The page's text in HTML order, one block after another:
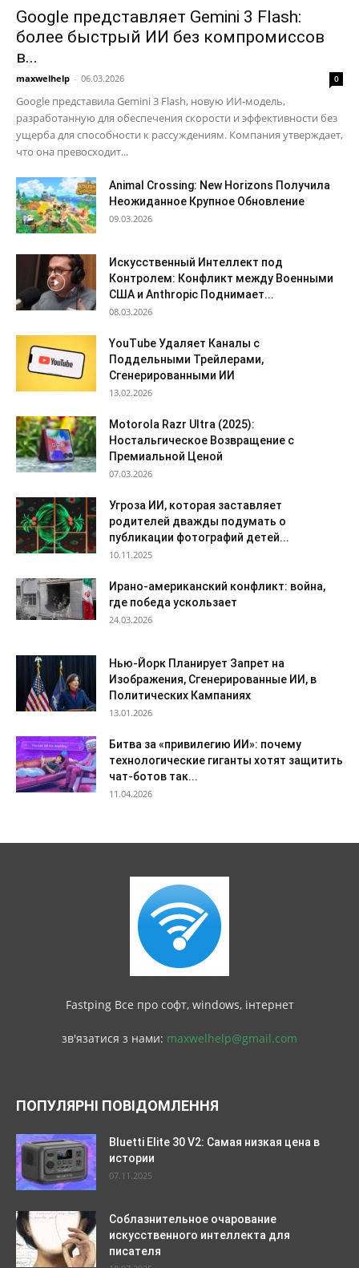
Google представляет Gemini 3 Flash:
более быстрый ИИ без компромиссов
в...
maxwelhelp - 06.03.2026 0
Google представила Gemini 3 Flash, новую ИИ-модель,
разработанную для обеспечения скорости и эффективности без
ущерба для способности к рассуждениям. Компания утверждает,
что она превосходит...
Animal Crossing: New Horizons Получила
Неожиданное Крупное Обновление
09.03.2026
Искусственный Интеллект под
Контролем: Конфликт между Военными
США и Anthropic Поднимает...
08.03.2026
YouTube Удаляет Каналы с
Поддельными Трейлерами,
Сгенерированными ИИ
13.02.2026
Motorola Razr Ultra (2025):
Ностальгическое Возвращение с
Премиальной Ценой
07.03.2026
Угроза ИИ, которая заставляет
родителей дважды подумать о
публикации фотографий детей...
10.11.2025
Ирано-американский конфликт: война,
где победа ускользает
24.03.2026
Нью-Йорк Планирует Запрет на
Изображения, Сгенерированные ИИ, в
Политических Кампаниях
13.01.2026
Битва за «привилегию ИИ»: почему
технологические гиганты хотят защитить
чат-ботов так...
11.04.2026
Fastping Все про софт, windows, інтернет
зв'язатися з нами: maxwelhelp@gmail.com
ПОПУЛЯРНІ ПОВІДОМЛЕННЯ
Bluetti Elite 30 V2: Самая низкая цена в
истории
07.11.2025
Соблазнительное очарование
искусственного интеллекта для
писателя